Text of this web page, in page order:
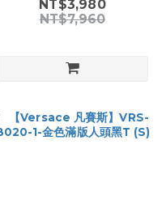
NT$3,980
NT$7,960